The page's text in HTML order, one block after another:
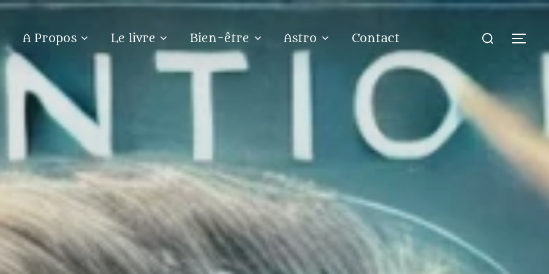
A Propos Le livre Bien-être Astro Contact
Rechercher :